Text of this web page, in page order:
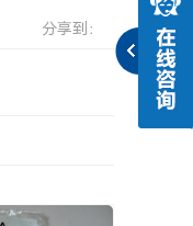
分享到：